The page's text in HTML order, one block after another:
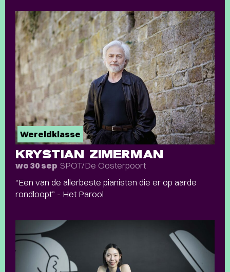
Wereldklasse
KRYSTIAN ZIMERMAN
wo 30 sep SPOT/De Oosterpoort
“Een van de allerbeste pianisten die er op aarde
rondloopt” - Het Parool